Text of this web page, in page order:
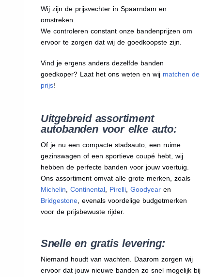
Wij zijn de prijsvechter in Spaarndam en
omstreken.
We controleren constant onze bandenprijzen om
ervoor te zorgen dat wij de goedkoopste zijn.
Vind je ergens anders dezelfde banden
goedkoper? Laat het ons weten en wij matchen de
prijs!
Uitgebreid assortiment
autobanden voor elke auto:
Of je nu een compacte stadsauto, een ruime
gezinswagen of een sportieve coupé hebt, wij
hebben de perfecte banden voor jouw voertuig.
Ons assortiment omvat alle grote merken, zoals
Michelin, Continental, Pirelli, Goodyearen
Bridgestone, evenals voordelige budgetmerken
voor de prijsbewuste rijder.
Snelle en gratis levering:
Niemand houdt van wachten. Daarom zorgen wij
ervoor dat jouw nieuwe banden zo snel mogelijk bij